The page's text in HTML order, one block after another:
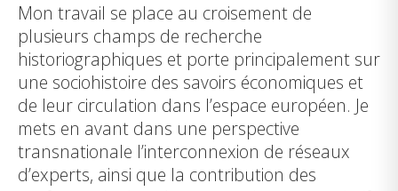
Mon travail se place au croisement de
plusieurs champs de recherche
historiographiques et porte principalement sur
une sociohistoire des savoirs économiques et
de leur circulation dans l’espace européen. Je
mets en avant dans une perspective
transnationale l’interconnexion de réseaux
d’experts, ainsi que la contribution des